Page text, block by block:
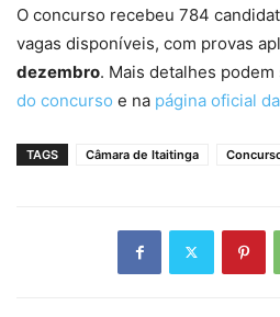
O concurso recebeu 784
vagas disponíveis, com provas
dezembro. Mais detalhes
do concurso e na página oficial
TAGS Câmara de Itaitinga